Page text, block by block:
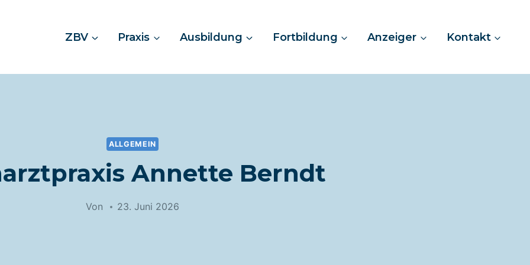
ZBV Praxis Ausbildung Fortbildung Anzeiger Kontakt
ALLGEMEIN
Annette Berndt
Von 23. Juni 2026